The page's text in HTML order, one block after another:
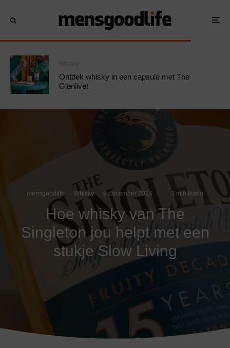
Ontdek whisky in een capsule met The
Glenlivet
mensgoodlife · Whisky · 8 december 2024 · · 3 min lezen
Hoe whisky van The
Singleton jou helpt met een
stukje Slow Living